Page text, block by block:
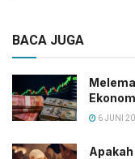
BACA JUGA
6 JUNI